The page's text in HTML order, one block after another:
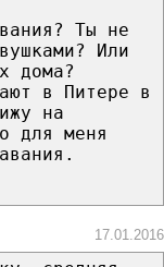
Ты не
Или
дома?
в Питере в
на
для меня
17.01.2016